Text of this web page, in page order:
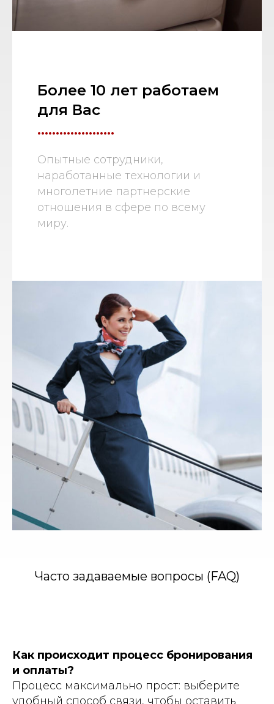
Более 10 лет работаем
для Вас
.....................
Опытные сотрудники,
наработанные технологии и
многолетние партнерские
отношения в сфере по всему
миру.
Часто задаваемые вопросы (FAQ)
Как происходит процесс бронирования
и оплаты?
Процесс максимально прост: выберите
удобный способ связи, чтобы оставить